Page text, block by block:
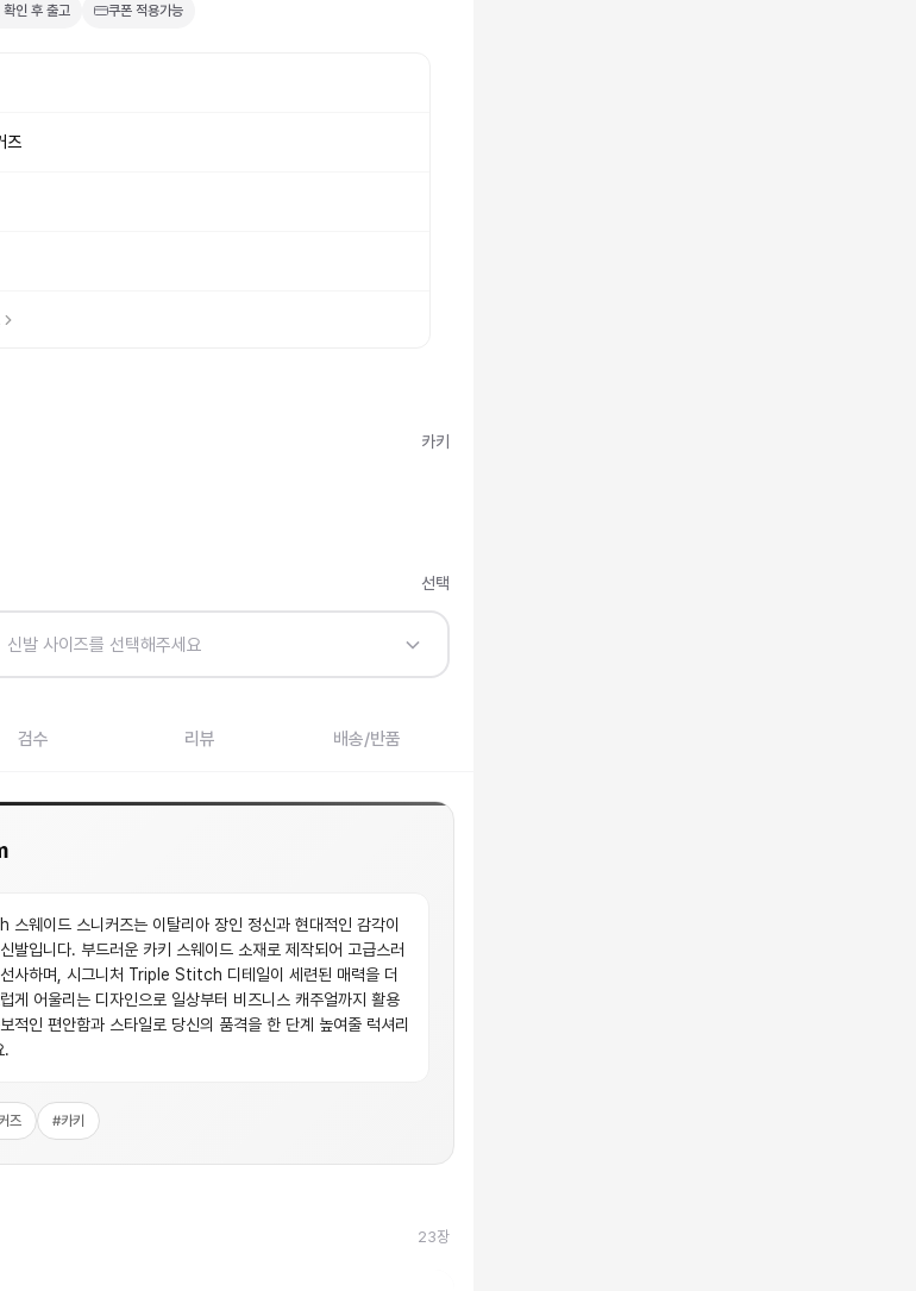
확인 후 출고 쿠폰 적용가능
즈
카키
선택
신발 사이즈를 선택해주세요
검수 리뷰 배송/반품
웨이드 스니커즈는 이탈리아 장인 정신과 현대적인 감각이
발입니다. 부드러운 카키 스웨이드 소재로 제작되어 고급스러
사하며, 시그니처 Triple Stitch 디테일이 세련된 매력을 더
게 어울리는 디자인으로 일상부터 비즈니스 캐주얼까지 활용
적인 편안함과 스타일로 당신의 품격을 한 단계 높여줄 럭셔리
.
즈 #카키
23장